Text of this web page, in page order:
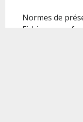
Normes de
Fichiers sous